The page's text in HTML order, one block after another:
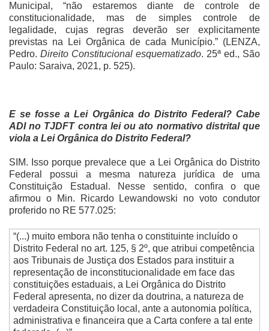
Municipal, “não estaremos diante de controle de
constitucionalidade, mas de simples controle de
legalidade, cujas regras deverão ser explicitamente
previstas na Lei Orgânica de cada Município.” (LENZA,
Pedro. Direito Constitucional esquematizado. 25ª ed., São
Paulo: Saraiva, 2021, p. 525).
E se fosse a Lei Orgânica do Distrito Federal? Cabe
ADI no TJDFT contra lei ou ato normativo distrital que
viola a Lei Orgânica do Distrito Federal?
SIM. Isso porque prevalece que a Lei Orgânica do Distrito
Federal possui a mesma natureza jurídica de uma
Constituição Estadual. Nesse sentido, confira o que
afirmou o Min. Ricardo Lewandowski no voto condutor
proferido no RE 577.025:
“(...) muito embora não tenha o constituinte incluído o
Distrito Federal no art. 125, § 2º, que atribui competência
aos Tribunais de Justiça dos Estados para instituir a
representação de inconstitucionalidade em face das
constituições estaduais, a Lei Orgânica do Distrito
Federal apresenta, no dizer da doutrina, a natureza de
verdadeira Constituição local, ante a autonomia política,
administrativa e financeira que a Carta confere a tal ente